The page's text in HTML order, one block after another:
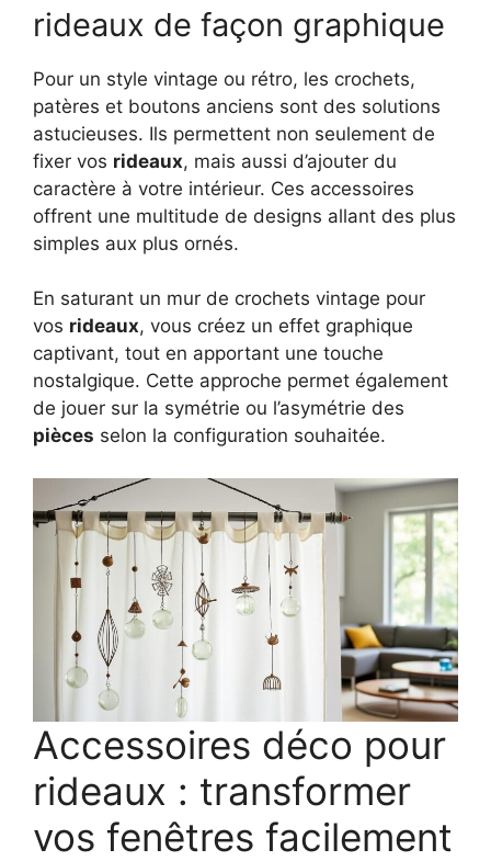
rideaux de façon graphique
Pour un style vintage ou rétro, les crochets,
patères et boutons anciens sont des solutions
astucieuses. Ils permettent non seulement de
fixer vos rideaux, mais aussi d’ajouter du
caractère à votre intérieur. Ces accessoires
offrent une multitude de designs allant des plus
simples aux plus ornés.
En saturant un mur de crochets vintage pour
vos rideaux, vous créez un effet graphique
captivant, tout en apportant une touche
nostalgique. Cette approche permet également
de jouer sur la symétrie ou l’asymétrie des
pièces selon la configuration souhaitée.
Accessoires déco pour
rideaux : transformer
vos fenêtres facilement